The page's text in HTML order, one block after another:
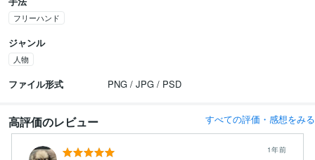
フリーハンド
ジャンル
人物
ファイル形式 PNG / JPG / PSD
高評価のレビュー すべての評価・感想をみる
1年前